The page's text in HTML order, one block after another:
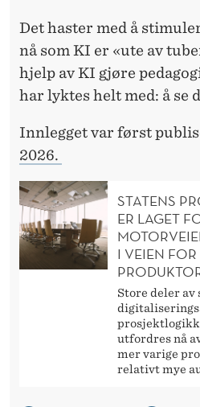
Det haster med å
nå som KI er «ute av
hjelp av KI gjøre
har lyktes helt med: å se
Innlegget var først
2026.
STATENS
ER LAGET
I VEIEN
Store deler av
utfordres nå
mer varige
relativt mye